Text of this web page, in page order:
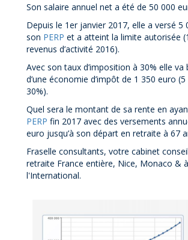
Son salaire annuel net a été de 50 000
Depuis le 1er janvier 2017, elle a versé 5
son PERP et a atteint la limite autorisée
revenus d’activité 2016).
Avec son taux d’imposition à 30% elle va
d’une économie d’impôt de 1 350 euro
30%).
Quel sera le montant de sa rente en
PERP fin 2017 avec des versements
euro jusqu’à son départ en retraite à 67
Fraselle consultants, votre cabinet conseil
retraite France entière, Nice, Monaco & à
l'International.